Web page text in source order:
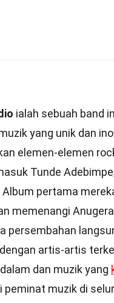
ialah sebuah band
yang unik dan
elemen-elemen
Tunde
Album pertama
memenangi
persembahan
artis-artis
dan muzik yang
peminat muzik di